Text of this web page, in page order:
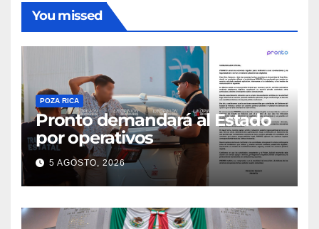
You missed
POZA RICA
Pronto demandará al Estado
por operativos
5 AGOSTO, 2026